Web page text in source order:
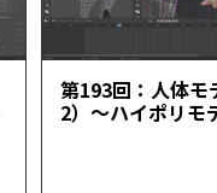
第193回：人体モ
2）～ハイポリモ